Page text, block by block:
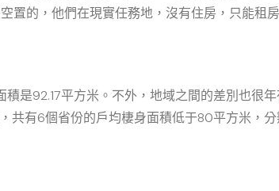
置的，他們在現實任務地，沒有住房，只能租
是92.17平方米。不外，地域之間的差別也很
共有6個省份的戶均棲身面積低于80平方米，